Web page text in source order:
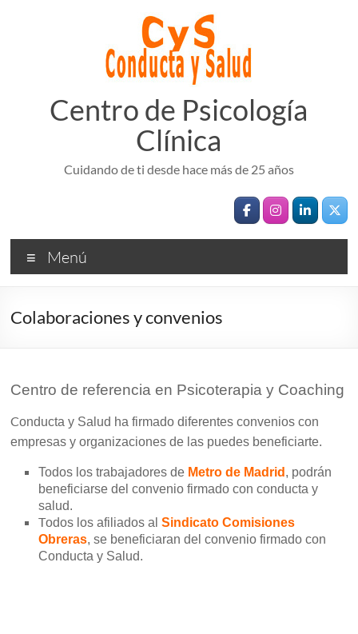
Centro de Psicología
Clínica
Cuidando de ti desde hace más de 25 años
Menú
Colaboraciones y convenios
Centro de referencia en Psicoterapia y Coaching
Conducta y Salud ha firmado diferentes convenios con
empresas y organizaciones de las puedes beneficiarte.
Todos los trabajadores de Metro de Madrid , podrán
beneficiarse del convenio firmado con conducta y
salud.
Todos los afiliados alSindicato Comisiones
Obreras, se beneficiaran del convenio firmado con
Conducta y Salud.